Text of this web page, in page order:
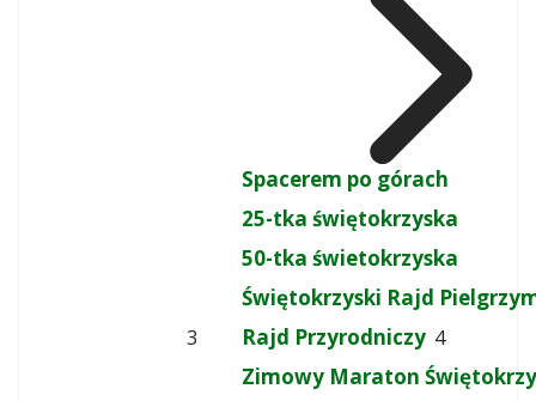
Spacerem po górach
25-tka świętokrzyska
50-tka świetokrzyska
Świętokrzyski Rajd
Rajd Przyrodniczy
Zimowy Maraton
3 4